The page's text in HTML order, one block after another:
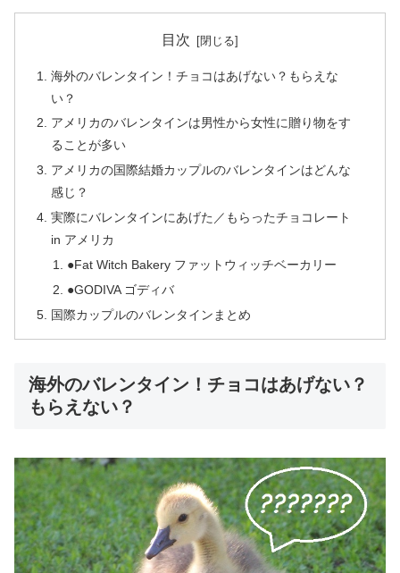
目次
海外のバレンタイン！チョコはあげない？もらえな
い？
アメリカのバレンタインは男性から女性に贈り物をす
ることが多い
アメリカの国際結婚カップルのバレンタインはどんな
感じ？
実際にバレンタインにあげた／もらったチョコレート
in アメリカ
●Fat Witch Bakery ファットウィッチベーカリー
●GODIVA ゴディバ
国際カップルのバレンタインまとめ
海外のバレンタイン！チョコはあげない？
もらえない？